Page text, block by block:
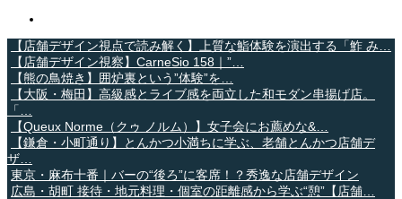
【店舗デザイン視点で読み解く】上質な鮨体験を演出する「鮓 み…
【店舗デザイン視察】CarneSio 158｜”…
【熊の鳥焼き】囲炉裏という”体験”を…
【大阪・梅田】高級感とライブ感を両立した和モダン串揚げ店。
「…
【Queux Norme（クゥ ノルム）】女子会にお薦めな&…
【鎌倉・小町通り】とんかつ小満ちに学ぶ、老舗とんかつ店舗デ
ザ…
東京・麻布十番｜バーの“後ろ”に客席！？秀逸な店舗デザイン
広島・胡町 接待・地元料理・個室の距離感から学ぶ“憩”【店舗…